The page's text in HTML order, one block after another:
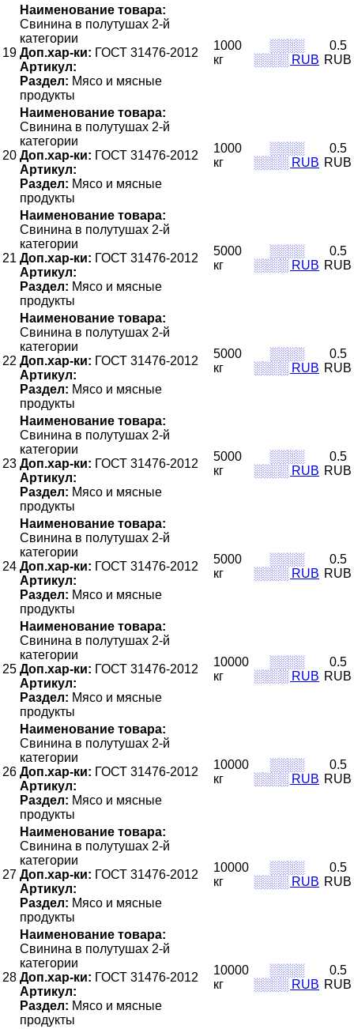
19
Наименование товара:
Свинина в полутушах 2-й
категории
Доп.хар-ки: ГОСТ 31476-2012
Артикул:
Раздел: Мясо и мясные
продукты
1000
кг
░░░░
░░░░ RUB
0.5
RUB
20
Наименование товара:
Свинина в полутушах 2-й
категории
Доп.хар-ки: ГОСТ 31476-2012
Артикул:
Раздел: Мясо и мясные
продукты
1000
кг
░░░░
░░░░ RUB
0.5
RUB
21
Наименование товара:
Свинина в полутушах 2-й
категории
Доп.хар-ки: ГОСТ 31476-2012
Артикул:
Раздел: Мясо и мясные
продукты
5000
кг
░░░░
░░░░ RUB
0.5
RUB
22
Наименование товара:
Свинина в полутушах 2-й
категории
Доп.хар-ки: ГОСТ 31476-2012
Артикул:
Раздел: Мясо и мясные
продукты
5000
кг
░░░░
░░░░ RUB
0.5
RUB
23
Наименование товара:
Свинина в полутушах 2-й
категории
Доп.хар-ки: ГОСТ 31476-2012
Артикул:
Раздел: Мясо и мясные
продукты
5000
кг
░░░░
░░░░ RUB
0.5
RUB
24
Наименование товара:
Свинина в полутушах 2-й
категории
Доп.хар-ки: ГОСТ 31476-2012
Артикул:
Раздел: Мясо и мясные
продукты
5000
кг
░░░░
░░░░ RUB
0.5
RUB
25
Наименование товара:
Свинина в полутушах 2-й
категории
Доп.хар-ки: ГОСТ 31476-2012
Артикул:
Раздел: Мясо и мясные
продукты
10000
кг
░░░░
░░░░ RUB
0.5
RUB
26
Наименование товара:
Свинина в полутушах 2-й
категории
Доп.хар-ки: ГОСТ 31476-2012
Артикул:
Раздел: Мясо и мясные
продукты
10000
кг
░░░░
░░░░ RUB
0.5
RUB
27
Наименование товара:
Свинина в полутушах 2-й
категории
Доп.хар-ки: ГОСТ 31476-2012
Артикул:
Раздел: Мясо и мясные
продукты
10000
кг
░░░░
░░░░ RUB
0.5
RUB
28
Наименование товара:
Свинина в полутушах 2-й
категории
Доп.хар-ки: ГОСТ 31476-2012
Артикул:
Раздел: Мясо и мясные
продукты
10000
кг
░░░░
░░░░ RUB
0.5
RUB